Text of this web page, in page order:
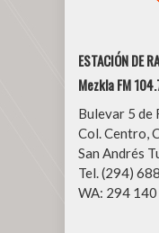
ESTACIÓN DE
Mezkla FM
Bulevar 5 de
Col. Centro,
San Andrés
Tel. (294)
WA: 294